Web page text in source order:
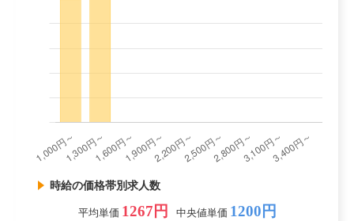
時給の価格帯別求人数
平均単価 1267円 中央値単価 1200円